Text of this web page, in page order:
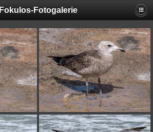
Fokulos-Fotogalerie